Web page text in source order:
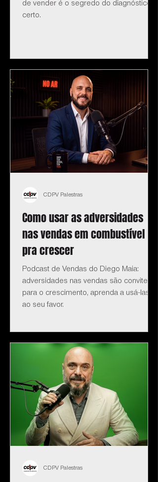
de vender é o segredo do diagnóstico
certo.
Como usar as adversidades
nas vendas em combustível
pra crescer
Podcast de Vendas do Diego Maia:
adversidades nas vendas são convite
para o crescimento, aprenda a usá-las
ao seu favor.
CDPV Palestras
CDPV Palestras